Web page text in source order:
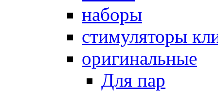
наборы
стимуляторы
оригинальные
Для пар